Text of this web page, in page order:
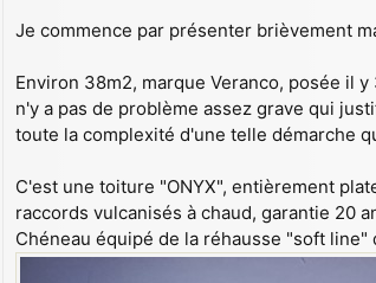
g
Je commence par présenter brièvement
Environ 38m2, marque Veranco, posée il
n'y a pas de problème assez grave qui
toute la complexité d'une telle démarche
C'est une toiture "ONYX", entièrement
raccords vulcanisés à chaud, garantie 20
Chéneau équipé de la réhausse "soft